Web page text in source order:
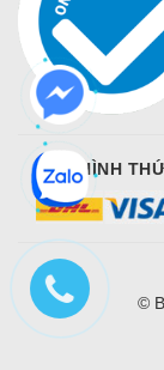
CÁC HÌNH
©